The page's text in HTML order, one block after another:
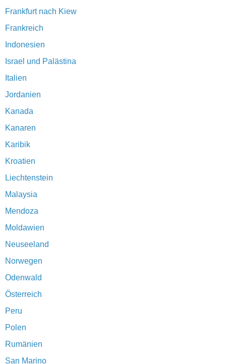
Frankfurt nach Kiew
Frankreich
Indonesien
Israel und Palästina
Italien
Jordanien
Kanada
Kanaren
Karibik
Kroatien
Liechtenstein
Malaysia
Mendoza
Moldawien
Neuseeland
Norwegen
Odenwald
Österreich
Peru
Polen
Rumänien
San Marino